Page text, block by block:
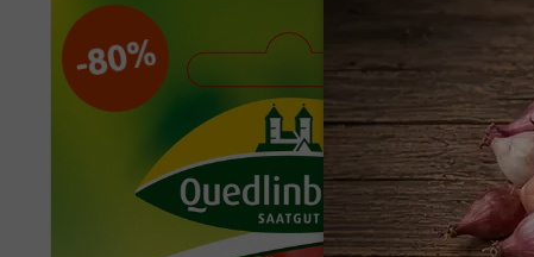
-80%